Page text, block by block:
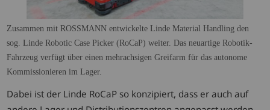
Zusammen mit ROSSMANN entwickelte Linde Material Handling den
sog. Linde Robotic Case Picker (RoCaP) weiter. Das neuartige Robotik-
Fahrzeug verfügt über einen mehrachsigen Greifarm für das autonome
Kommissionieren im Lager.
Dabei ist der Linde RoCaP so konzipiert, dass er auch auf